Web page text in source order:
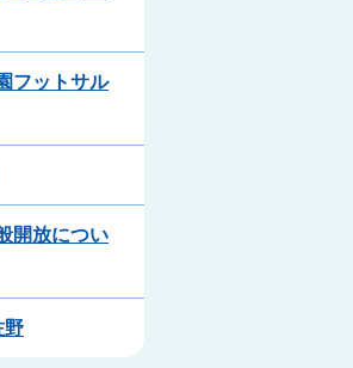
フットサル
開放につい
野